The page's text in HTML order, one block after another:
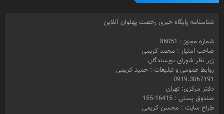
شناسنامه پایگاه خبری رخصت پهلوان آنلاین
شماره مجوز : 86051
صاحب امتیاز : محمد کریمی
زیر نظر شورای نویسندگان
روابط عمومی و تبلیغات : حمید کریمی
0919.3067191
دفتر مرکزی: تهران
صندوق پستی : 16415-155
طراح سایت : محسن کریمی